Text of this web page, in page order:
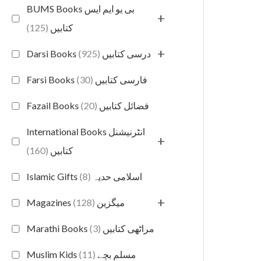
BUMS Books بی یو ایم ایس
کتابیں (125)
+
Darsi Books درسی کتابیں (925) +
Farsi Books فارسی کتابیں (30)
Fazail Books فضائل کتابیں (20)
International Books انٹرنیشنل
کتابیں (160)
+
Islamic Gifts اسلامی حدیہ (8)
Magazines میگزین (128) +
Marathi Books مراٹھی کتابیں (3)
Muslim Kids مسلم بچے (11)